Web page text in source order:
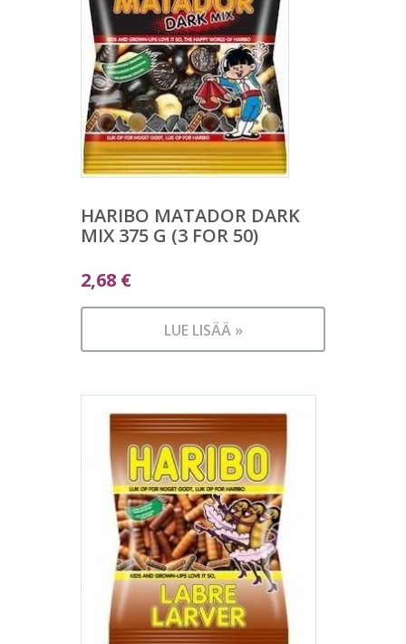
HARIBO MATADOR DARK
MIX 375 G (3 FOR 50)
2,68 €
LUE LISÄÄ »